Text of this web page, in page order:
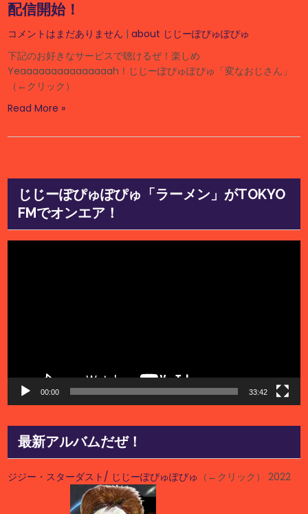
配信開始！
コメントはまだありません |about じじーぽぴゅぽぴゅ
下記のお好きなサービスで聴けるぜ！楽しめ
Yeaaaaaaaaaaaaaaah！じじーぽぴゅぽぴゅ「変なおじさん」
（←クリック）
Read More »
じじーぽぴゅぽぴゅ「ラーメン」がTOKYO
FMでオンエア！
00:00 33:42
最新アルバムだぜ！
ジジー・スターダスト/ じじーぽぴゅぽぴゅ （←クリック） 2022